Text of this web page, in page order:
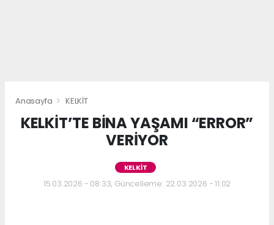
Anasayfa KELKİT
KELKİT’TE BİNA YAŞAMI “ERROR”
VERİYOR
KELKİT
15.03.2026 - 08:33, Güncelleme: 22.03.2026 - 11:02